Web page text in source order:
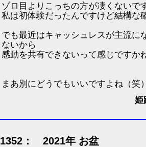
ゾロ目よりこっちの方が凄くないで
私は初体験だったんですけど結構な
でも最近はキャッシュレスが主流に
ないから
感動を共有できないって感じですか
まあ別にどうでもいいですよね（笑
姫
1352： 2021年 お盆